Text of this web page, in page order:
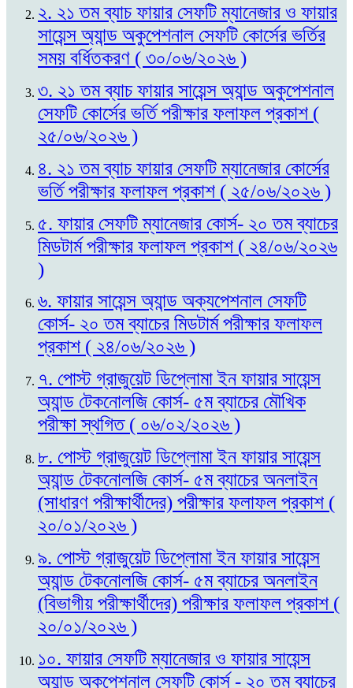
২. ২১ তম ব্যাচ ফায়ার সেফটি ম্যানেজার ও ফায়ার
সায়েন্স অ্যান্ড অকুপেশনাল সেফটি কোর্সের ভর্তির
সময় বর্ধিতকরণ ( ৩০/০৬/২০২৬ )
৩. ২১ তম ব্যাচ ফায়ার সায়েন্স অ্যান্ড অকুপেশনাল
সেফটি কোর্সের ভর্তি পরীক্ষার ফলাফল প্রকাশ (
২৫/০৬/২০২৬ )
৪. ২১ তম ব্যাচ ফায়ার সেফটি ম্যানেজার কোর্সের
ভর্তি পরীক্ষার ফলাফল প্রকাশ ( ২৫/০৬/২০২৬ )
৫. ফায়ার সেফটি ম্যানেজার কোর্স- ২০ তম ব্যাচের
মিডটার্ম পরীক্ষার ফলাফল প্রকাশ ( ২৪/০৬/২০২৬
)
৬. ফায়ার সায়েন্স অ্যান্ড অক্যপেশনাল সেফটি
কোর্স- ২০ তম ব্যাচের মিডটার্ম পরীক্ষার ফলাফল
প্রকাশ ( ২৪/০৬/২০২৬ )
৭. পোস্ট গ্রাজুয়েট ডিপ্লোমা ইন ফায়ার সায়েন্স
অ্যান্ড টেকনোলজি কোর্স- ৫ম ব্যাচের মৌখিক
পরীক্ষা স্থগিত ( ০৬/০২/২০২৬ )
৮. পোস্ট গ্রাজুয়েট ডিপ্লোমা ইন ফায়ার সায়েন্স
অ্যান্ড টেকনোলজি কোর্স- ৫ম ব্যাচের অনলাইন
(সাধারণ পরীক্ষার্থীদের) পরীক্ষার ফলাফল প্রকাশ (
২০/০১/২০২৬ )
৯. পোস্ট গ্রাজুয়েট ডিপ্লোমা ইন ফায়ার সায়েন্স
অ্যান্ড টেকনোলজি কোর্স- ৫ম ব্যাচের অনলাইন
(বিভাগীয় পরীক্ষার্থীদের) পরীক্ষার ফলাফল প্রকাশ (
২০/০১/২০২৬ )
১০. ফায়ার সেফটি ম্যানেজার ও ফায়ার সায়েন্স
অ্যান্ড অকুপেশনাল সেফটি কোর্স - ২০ তম ব্যাচের